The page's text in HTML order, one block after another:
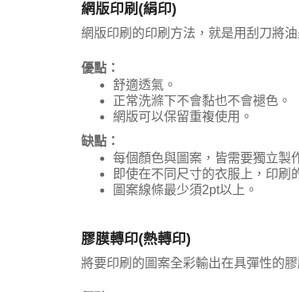
網版印刷(絹印)
網版印刷的印刷方法，就是用刮刀將
優點：
舒適透氣。
正常洗滌下不會黏也不會褪色。
網版可以保留重複使用。
缺點：
每個顏色與圖案，皆需要獨立製
即使在不同尺寸的衣服上，印刷
圖案線條最少須2pt以上。
膠膜轉印(熱轉印)
將要印刷的圖案全彩輸出在具彈性的